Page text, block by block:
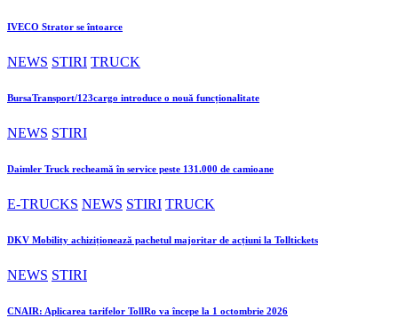
IVECO Strator se întoarce
NEWS STIRI TRUCK
BursaTransport/123cargo introduce o nouă funcționalitate
NEWS STIRI
Daimler Truck recheamă în service peste 131.000 de camioane
E-TRUCKS NEWS STIRI TRUCK
DKV Mobility achiziționează pachetul majoritar de acțiuni la Tolltickets
NEWS STIRI
CNAIR: Aplicarea tarifelor TollRo va începe la 1 octombrie 2026